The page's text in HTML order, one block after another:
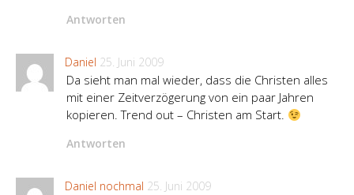
Antworten
Daniel 25. Juni 2009
Da sieht man mal wieder, dass die Christen alles
mit einer Zeitverzögerung von ein paar Jahren
kopieren. Trend out – Christen am Start.
Antworten
Daniel nochmal 25. Juni 2009